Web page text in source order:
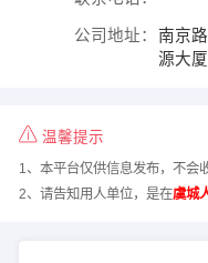
公司地址：
南京
源大
温馨提示
1、本平台仅供信息发布，不会
2、请告知用人单位，是在虞城